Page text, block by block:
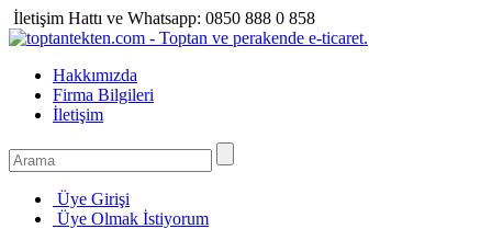
İletişim Hattı ve Whatsapp: 0850 888 0 858
Hakkımızda
Firma Bilgileri
İletişim
Üye Girişi
Üye Olmak İstiyorum